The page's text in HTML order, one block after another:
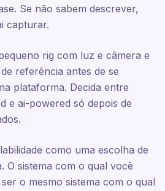
Se não sabem descrever,
capturar.
rig com luz e câmera e
referência antes de se
plataforma. Decida entre
e ai-powered só depois de
como uma escolha de
O sistema com o qual você
o mesmo sistema com o qual